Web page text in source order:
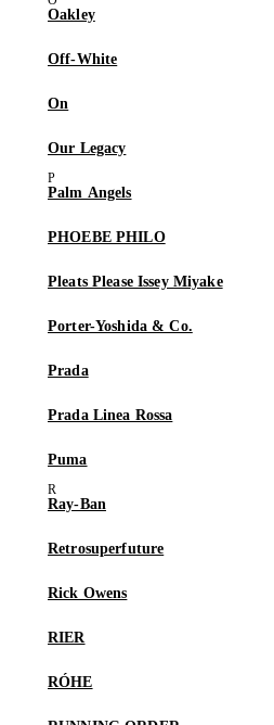
Oakley
Off-White
On
Our Legacy
Palm Angels
PHOEBE PHILO
Pleats Please Issey Miyake
Porter-Yoshida & Co.
Prada
Prada Linea Rossa
Puma
Ray-Ban
Retrosuperfuture
Rick Owens
RIER
RÓHE